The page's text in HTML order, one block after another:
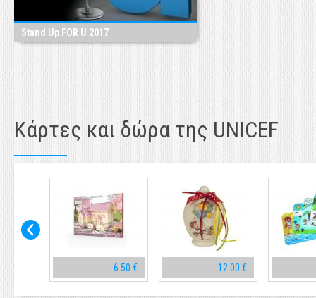
Stand Up FOR U 2017
Κάρτες και δώρα της UNICEF
6.50 € 12.00 €